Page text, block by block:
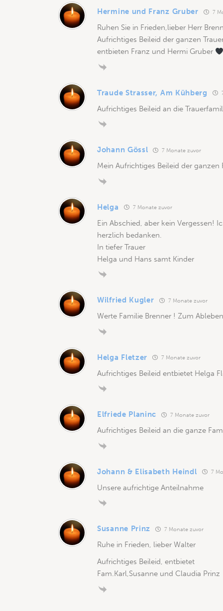
Hermine und Franz Gruber 7
Ruhen Sie in Frieden,lieber Herr
Aufrichtiges Beileid der ganzen
entbieten Franz und Hermi Gruber
Traude Strasser, Am Kühberg
Aufrichtiges Beileid an die
Johann Gössl 7 Monate zuvor
Mein Aufrichtiges Beileid der ganzen
Helga 7 Monate zuvor
Ein Abschied, aber kein Vergessen!
herzlich bedanken.
In tiefer Trauer
Helga und Hans samt Kinder
Wilfried Kugler 7 Monate zuvor
Werte Familie Brenner ! Zum
Helga Fletzer 7 Monate zuvor
Aufrichtiges Beileid entbietet Helga
Elfriede Planinc 7 Monate zuvor
Aufrichtiges Beileid an die ganze
Johann & Elisabeth Heindl 7
Unsere aufrichtige Anteilnahme
Susanne Prinz 7 Monate zuvor
Ruhe in Frieden, lieber Walter
Aufrichtiges Beileid, entbietet
Fam.Karl,Susanne und Claudia Prinz